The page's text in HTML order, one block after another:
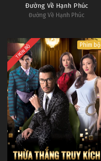
Đường Về Hạnh Phúc
Đường Về Hạnh Phúc
TRỌN BỘ Phim bộ